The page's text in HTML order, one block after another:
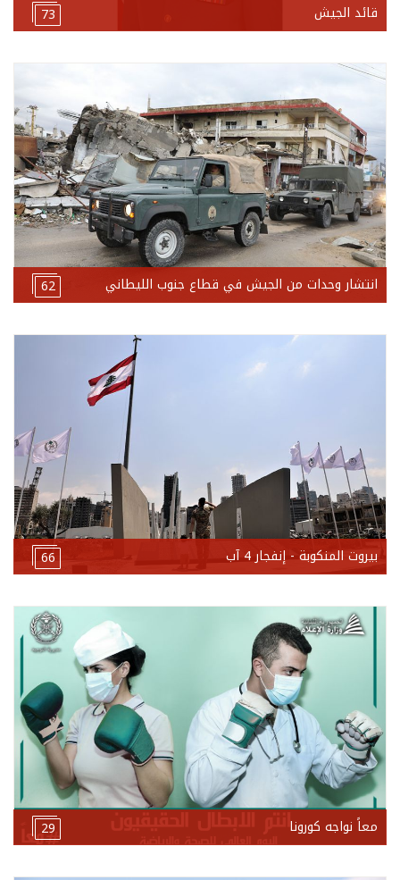
قائد الجيش 73
انتشار وحدات من الجيش في قطاع جنوب الليطاني 62
بيروت المنكوبة - إنفجار 4 آب 66
معاً نواجه كورونا 29